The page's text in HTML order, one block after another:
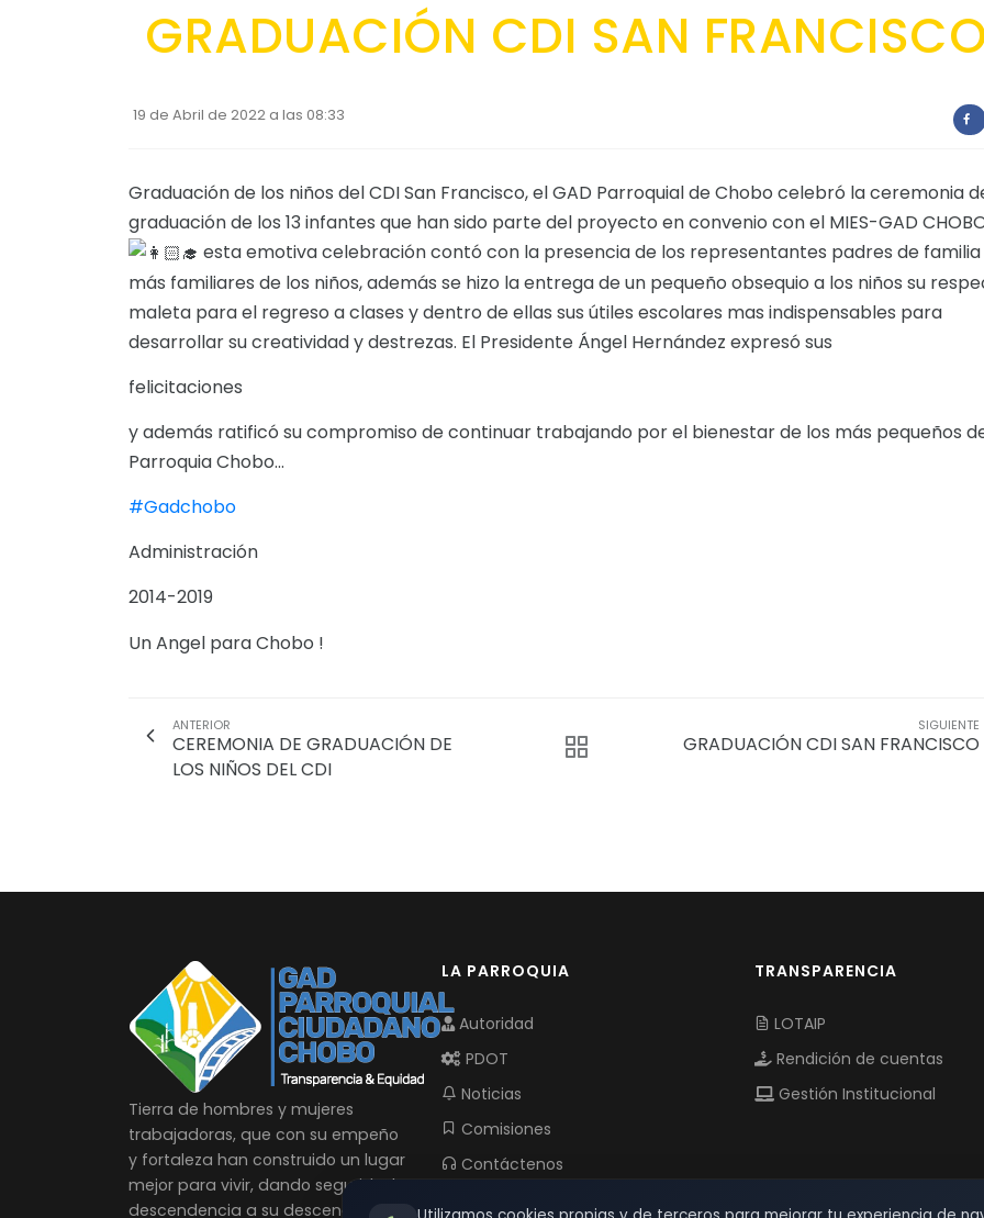
GRADUACIÓN CDI SAN
19 de Abril de 2022 a las 08:33
Graduación de los niños del CDI San Francisco, el GAD Parroquial de Chobo celebró la ceremonia
graduación de los 13 infantes que han sido parte del proyecto en convenio con el MIES-GAD
esta emotiva celebración contó con la presencia de los representantes padres de familia
más familiares de los niños, además se hizo la entrega de un pequeño obsequio a los niños su
maleta para el regreso a clases y dentro de ellas sus útiles escolares mas indispensables para
desarrollar su creatividad y destrezas. El Presidente Ángel Hernández expresó sus
felicitaciones
y además ratificó su compromiso de continuar trabajando por el bienestar de los más pequeños
Parroquia Chobo...
#Gadchobo
Administración
2014-2019
Un Angel para Chobo !
ANTERIOR
CEREMONIA DE GRADUACIÓN DE
LOS NIÑOS DEL CDI
SIGUIENTE
GRADUACIÓN CDI SAN FRANCISCO
Tierra de hombres y mujeres
trabajadoras, que con su empeño
y fortaleza han construido un lugar
mejor para vivir, dando seguridad y
descendencia a su descendencia.
LA PARROQUIA
Autoridad
PDOT
Noticias
Comisiones
Contáctenos
TRANSPARENCIA
LOTAIP
Rendición de cuentas
Gestión Institucional